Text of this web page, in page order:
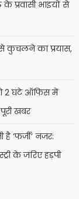
प्रवासी भाइयों से
कुचलने का प्रयास,
2 घंटे ऑफिस में
खबर
‘फर्जी’ नजर:
के जरिए हड़पी